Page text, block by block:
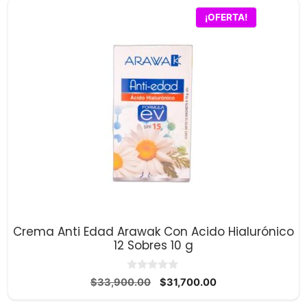
¡OFERTA!
Crema Anti Edad Arawak Con Acido Hialurónico
12 Sobres 10 g
0
d
$33,900.00
El
$31,700.00El